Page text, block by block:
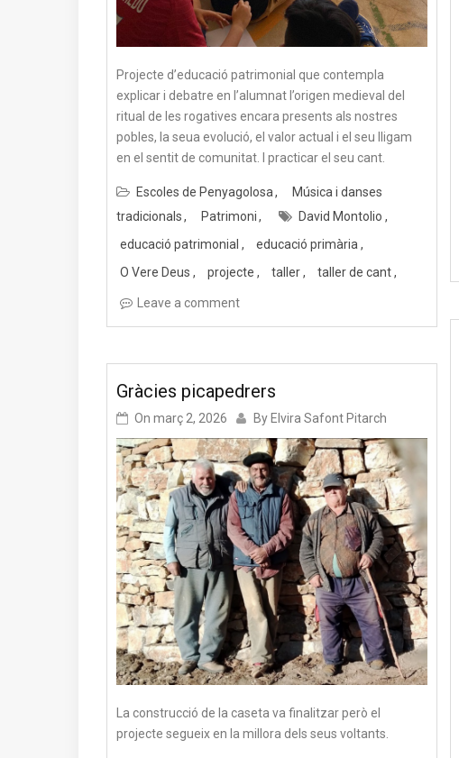
Projecte d’educació patrimonial que contempla
explicar i debatre en l’alumnat l’origen medieval del
ritual de les rogatives encara presents als nostres
pobles, la seua evolució, el valor actual i el seu lligam
en el sentit de comunitat. I practicar el seu cant.
Escoles de Penyagolosa
Música i danses
tradicionals
Patrimoni
David Montolio
educació patrimonial
educació primària
O Vere Deus
projecte taller taller de cant
Leave a comment
Gràcies picapedrers
On març 2, 2026 By Elvira Safont Pitarch
La construcció de la caseta va finalitzar però el
projecte segueix en la millora dels seus voltants.